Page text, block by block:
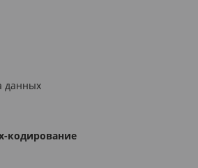
данных
кодирование